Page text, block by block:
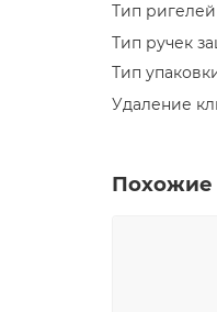
Тип ригелей
Тип ручек
Тип
Удаление
Похожие